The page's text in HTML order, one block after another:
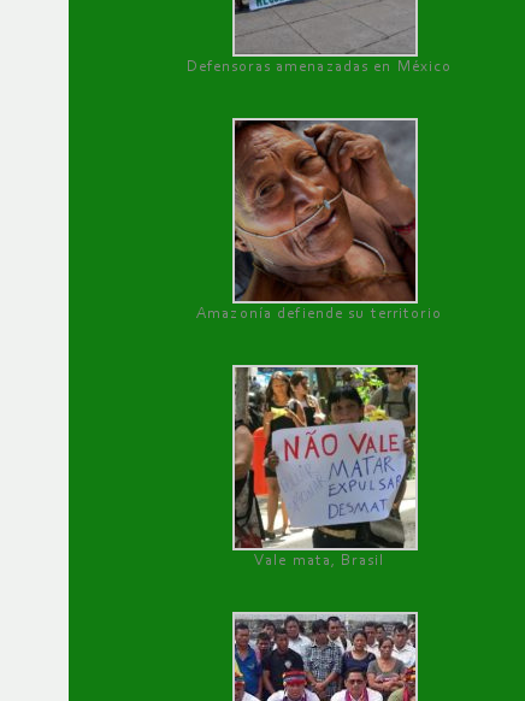
Defensoras amenazadas en México
Amazonía defiende su territorio
Vale mata, Brasil